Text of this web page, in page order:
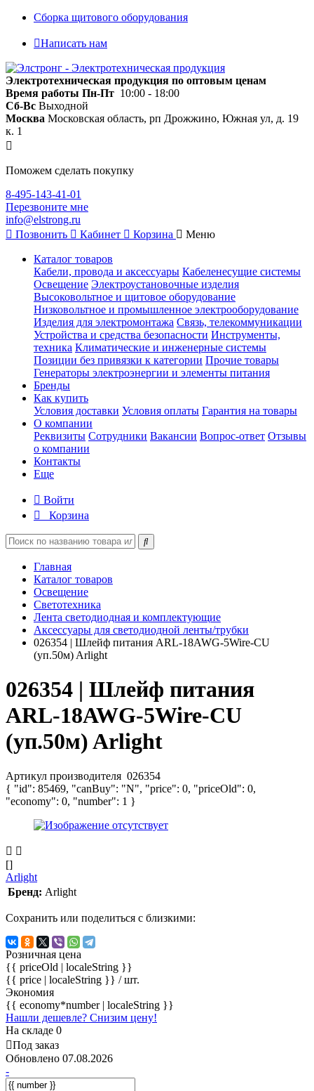
Сборка щитового оборудования
Написать нам
Электротехническая продукция по оптовым ценам
Время работы Пн-Пт 10:00 - 18:00
Сб-Вс Выходной
Москва Московская область, рп Дрожжино, Южная ул, д. 19
к. 1
Поможем сделать покупку
8-495-143-41-01
Перезвоните мне
info@elstrong.ru
Позвонить
Кабинет Корзина Меню
Каталог товаров
Кабели, провода и аксессуары Кабеленесущие системы
Освещение Электроустановочные изделия
Высоковольтное и щитовое оборудование
Низковольтное и промышленное электрооборудование
Изделия для электромонтажа Связь, телекоммуникации
Устройства и средства безопасности Инструменты,
техника Климатические и инженерные системы
Позиции без привязки к категории Прочие товары
Генераторы электроэнергии и элементы питания
Бренды
Как купить
Условия доставки Условия оплаты Гарантия на товары
О компании
Реквизиты Сотрудники Вакансии Вопрос-ответ Отзывы
о компании
Контакты
Еще
Войти
Корзина
Главная
Каталог товаров
Освещение
Светотехника
Лента светодиодная и комплектующие
Аксессуары для светодиодной ленты/трубки
026354 | Шлейф питания ARL-18AWG-5Wire-CU
(уп.50м) Arlight
026354 | Шлейф питания
ARL-18AWG-5Wire-CU
(уп.50м) Arlight
Артикул производителя 026354
{ "id": 85469, "canBuy": "N", "price": 0, "priceOld": 0,
"economy": 0, "number": 1 }
[]
Arlight
Бренд: Arlight
Сохранить или поделиться с близкими:
Розничная цена
{{ priceOld | localeString }}
{{ price | localeString }} / шт.
Экономия
{{ economy*number | localeString }}
Нашли дешевле? Снизим цену!
На складе 0
Под заказ
Обновлено 07.08.2026
-